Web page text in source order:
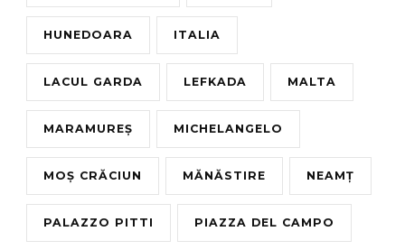
HUNEDOARA ITALIA
LACUL GARDA LEFKADA MALTA
MARAMUREȘ MICHELANGELO
MOȘ CRĂCIUN MĂNĂSTIRE NEAMȚ
PALAZZO PITTI PIAZZA DEL CAMPO